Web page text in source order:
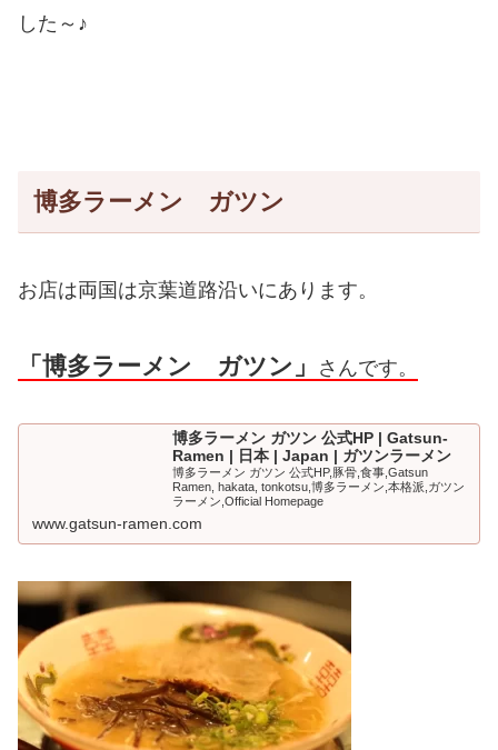
した～♪
博多ラーメン ガツン
お店は両国は京葉道路沿いにあります。
「博多ラーメン ガツン」 さんです。
博多ラーメン ガツン 公式HP | Gatsun-
Ramen | 日本 | Japan | ガツンラーメン
博多ラーメン ガツン 公式HP,豚骨,食事,Gatsun
Ramen, hakata, tonkotsu,博多ラーメン,本格派,ガツン
ラーメン,Official Homepage
www.gatsun-ramen.com